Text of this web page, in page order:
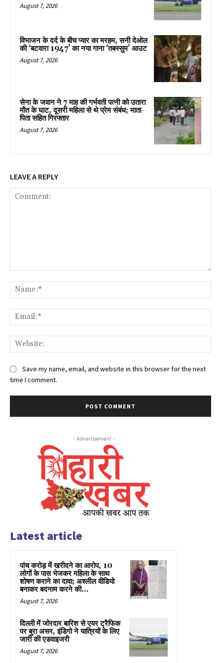
August 7, 2026
विभाजन के दर्द के बीच प्यार का मरहम, सनी देओल
की ‘बटवारा 1947’ का नया गाना ‘तबस्सुम’ आउट
August 7, 2026
सेना के जवान ने 7 माह की गर्भवती पत्नी को उतारा
मौत के घाट, दूसरी महिला से थे प्रेम संबंध; माता-
पिता सहित गिरफ्तार
August 7, 2026
LEAVE A REPLY
Save my name, email, and website in this browser for the next
time I comment.
- Advertisement -
Latest article
पांच करोड़ में खरीदने का आरोप, 10
लोगों के पास भेजकर महिला के साथ
शोषण कराने का दावा; अश्लील वीडियो
बनाकर बदनाम करने की...
August 7, 2026
दिल्ली में जोरदार बारिश से एयर ट्रैफिक
पर बुरा असर, इंडिगो ने यात्रियों के लिए
जारी की एडवाइजरी
August 7, 2026